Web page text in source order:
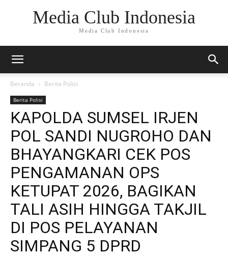
Media Club Indonesia
Media Club Indonesia
Beranda Berita Polisi
Berita Polisi
KAPOLDA SUMSEL IRJEN
POL SANDI NUGROHO DAN
BHAYANGKARI CEK POS
PENGAMANAN OPS
KETUPAT 2026, BAGIKAN
TALI ASIH HINGGA TAKJIL
DI POS PELAYANAN
SIMPANG 5 DPRD